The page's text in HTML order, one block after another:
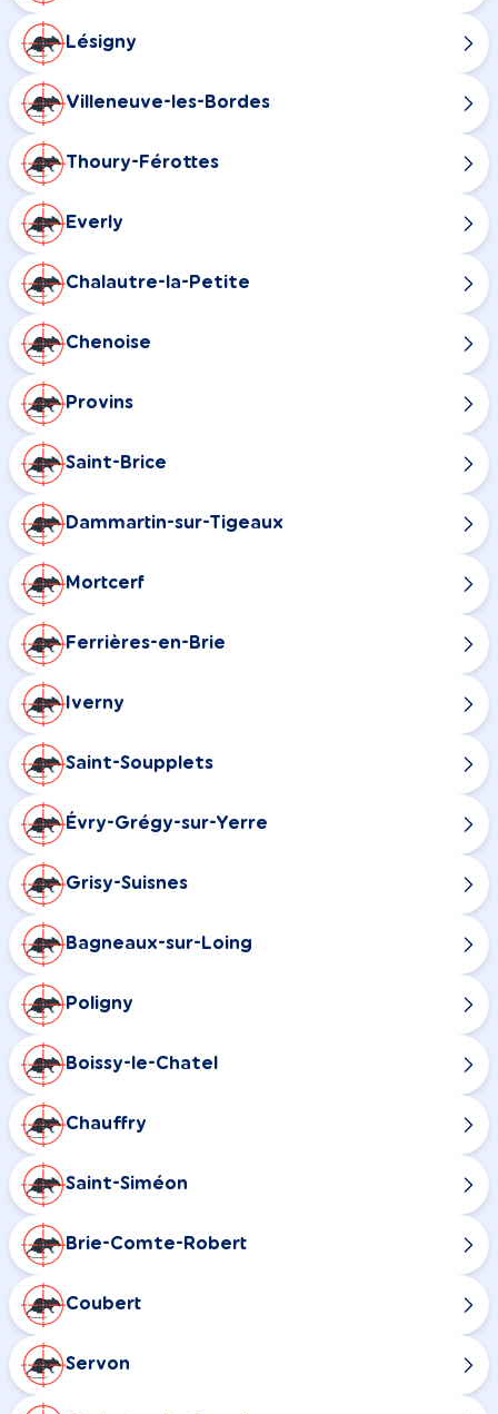
Lésigny
Villeneuve-les-Bordes
Thoury-Férottes
Everly
Chalautre-la-Petite
Chenoise
Provins
Saint-Brice
Dammartin-sur-Tigeaux
Mortcerf
Ferrières-en-Brie
Iverny
Saint-Soupplets
Évry-Grégy-sur-Yerre
Grisy-Suisnes
Bagneaux-sur-Loing
Poligny
Boissy-le-Chatel
Chauffry
Saint-Siméon
Brie-Comte-Robert
Coubert
Servon